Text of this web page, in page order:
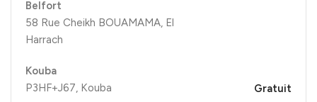
Belfort
58 Rue Cheikh BOUAMAMA, El
Harrach
Kouba
P3HF+J67, Kouba
Gratuit